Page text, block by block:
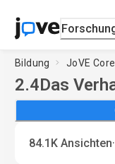
Bildung JoVE Core
2.4Das
84.1K Ansichten·